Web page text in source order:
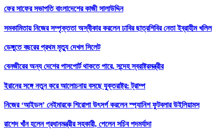
ফের সাফের সভাপতি বাংলাদেশের কাজী সালাউদ্দিন
সমকামিতায় নিজের সম্পৃক্ততা অস্বীকার করলেন ঢাবির ছাত্রশিবির নেতা ইব্রাহীম খলিল
ডেঙ্গুতে বছরের প্রথম মৃত্যু দেখল সিলেট
বেনজীরের অন্য দেশের পাসপোর্ট থাকতে পারে, সন্দেহ স্বরাষ্ট্রমন্ত্রীর
ইরানের সঙ্গে নতুন করে আলোচনায় বসছে যুক্তরাষ্ট্র: ট্রাম্প
নিজের ‘আইডল’ নেইমারকে শিরোপা উৎসর্গ করলেন স্প্যানিশ ফুটবলার উইলিয়ামস
রাশেদ খাঁন হলেন প্রধানমন্ত্রীর সহকারী, পেলেন সচিব পদমর্যাদা